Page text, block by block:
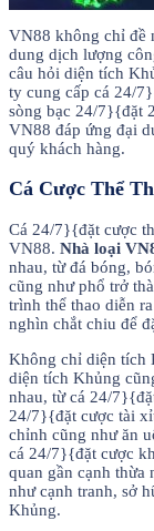
VN88 không chỉ đề
dung dịch lượng
câu hỏi diện tích
ty cung cấp cá 24/
sòng bạc 24/7}{đặt
VN88 đáp ứng đại
quý khách hàng.
Cá Cược Thể
Cá 24/7}{đặt cược
VN88. Nhà loại
nhau, từ đá bóng,
cũng như phổ trở
trình thể thao diễn
nghìn chắt chiu để
Không chỉ diện tích
diện tích Khủng
nhau, từ cá 24/
24/7}{đặt cược tài
chỉnh cũng như ăn
cá 24/7}{đặt cược
quan gần cạnh thừa
như cạnh tranh, sở
Khủng.